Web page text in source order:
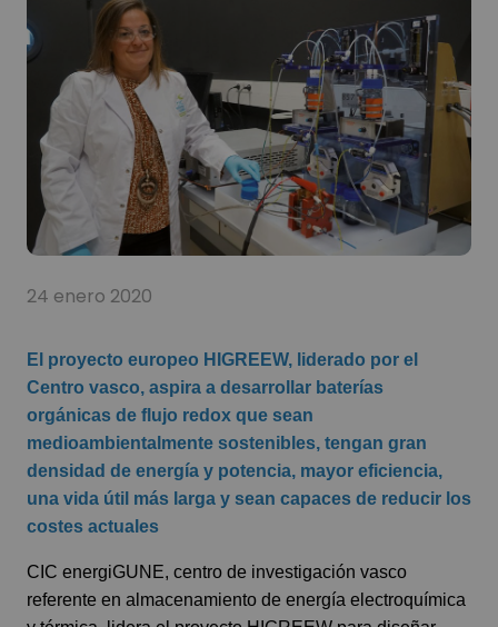
24 enero 2020
El proyecto europeo HIGREEW, liderado por el
Centro vasco, aspira a desarrollar baterías
orgánicas de flujo redox que sean
medioambientalmente sostenibles, tengan gran
densidad de energía y potencia, mayor eficiencia,
una vida útil más larga y sean capaces de reducir los
costes actuales
CIC energiGUNE, centro de investigación vasco
referente en almacenamiento de energía electroquímica